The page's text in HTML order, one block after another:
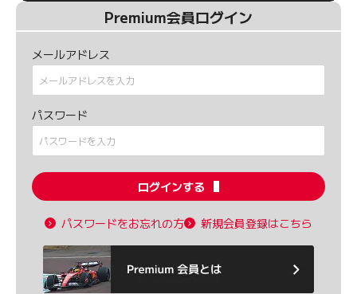
Premium会員ログイン
メールアドレス
パスワード
ログインする
パスワードをお忘れの方 新規会員登録はこちら